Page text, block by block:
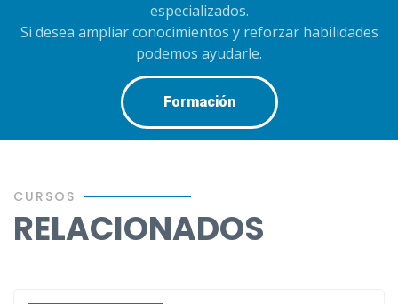
especializados.
Si desea ampliar conocimientos y reforzar habilidades
podemos ayudarle.
Formación
CURSOS
RELACIONADOS